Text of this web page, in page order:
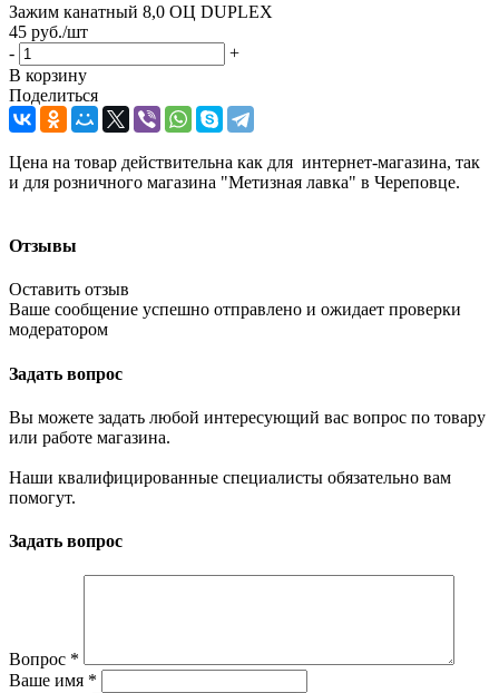
Зажим канатный 8,0 ОЦ DUPLEX
45 руб./шт
-
+
В корзину
Поделиться
Цена на товар действительна как для интернет-магазина, так
и для розничного магазина "Метизная лавка" в Череповце.
Отзывы
Оставить отзыв
Ваше сообщение успешно отправлено и ожидает проверки
модератором
Задать вопрос
Вы можете задать любой интересующий вас вопрос по товару
или работе магазина.
Наши квалифицированные специалисты обязательно вам
помогут.
Задать вопрос
Вопрос *
Ваше имя *